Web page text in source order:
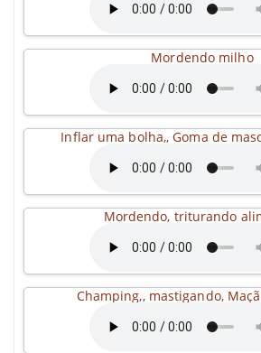
Mordendo milho
Inflar uma bolha,, Goma de
Mordendo, triturando
Champing,, mastigando,